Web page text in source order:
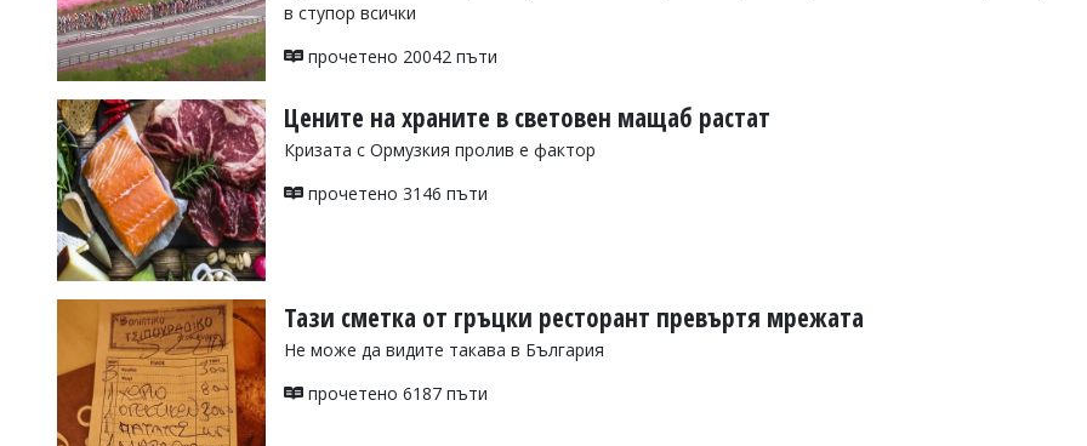
Главен
редактор:
Колев,
office@flagman.bg
Коментарите
статиите
въвеждат
читателите
отговорност
в ступор всички
прочетено 20042 пъти
Цените на храните в световен мащаб растат
Кризата с Ормузкия пролив е фактор
прочетено 3146 пъти
Тази сметка от гръцки ресторант превъртя мрежата
Не може да видите такава в България
прочетено 6187 пъти